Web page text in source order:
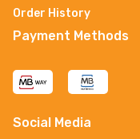
Order History
Payment Methods
Social Media